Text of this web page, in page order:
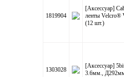
1819904
[Аксессуар]
ленты Velcro®
(12 шт.)
1303028
[Аксессуар]
3.6мм.,